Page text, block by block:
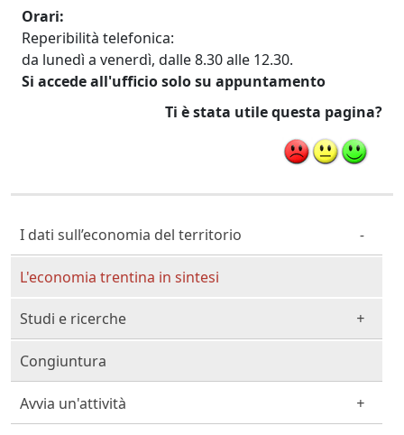
Orari
Reperibilità telefonica:
da lunedì a venerdì, dalle 8.30 alle 12.30.
Si accede all'ufficio solo su appuntamento
Ti è stata utile questa pagina?
Cittadino Professionista Imprenditore
I dati sull’economia del territorio
L'economia trentina in sintesi
Studi e ricerche
Congiuntura
Avvia un'attività